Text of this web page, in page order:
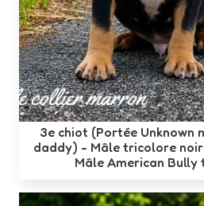
3e chiot (Portée Unknown
daddy) - Mâle tricolore
Mâle American